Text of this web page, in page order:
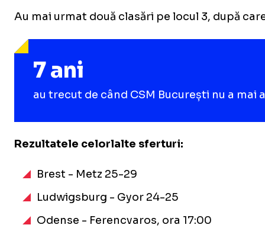
Au mai urmat două clasări pe locul 3, după
7 ani
au trecut de când CSM București nu a
Rezultatele celorlalte sferturi:
Brest - Metz 25-29
Ludwigsburg - Gyor 24-25
Odense - Ferencvaros, ora 17:00